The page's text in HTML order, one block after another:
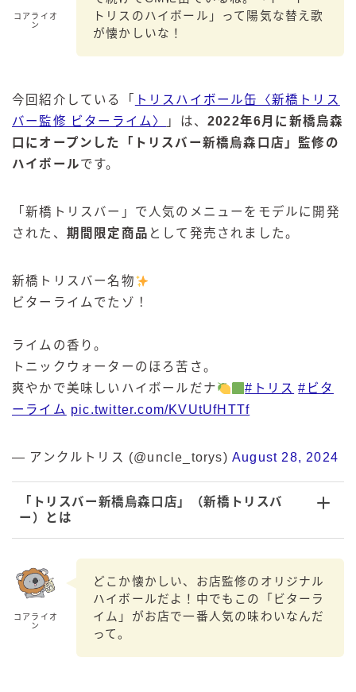
コアライオ
ン
トリスのハイボール」って陽気な替え歌
が懐かしいな！
今回紹介している「
トリスハイボール缶〈新橋トリス
バー監修 ビターライム〉
」は、2022年6月に新橋烏森
口にオープンした「トリスバー新橋烏森口店」監修の
ハイボールです。
「新橋トリスバー」で人気のメニューをモデルに開発
された、 期間限定商品 として発売されました。
新橋トリスバー名物
ビターライムでたゾ！
ライムの香り。
トニックウォーターのほろ苦さ。
爽やかで美味しいハイボールだナ
#トリス #ビタ
ーライム pic.twitter.com/KVUtUfHTTf
— アンクルトリス (@uncle_torys) August 28, 2024
「トリスバー新橋烏森口店」（新橋トリスバ
ー）
とは
コアライオ
ン
どこか懐かしい、お店監修のオリジナル
ハイボールだよ！中でもこの「ビターラ
イム」がお店で一番人気の味わいなんだ
って。